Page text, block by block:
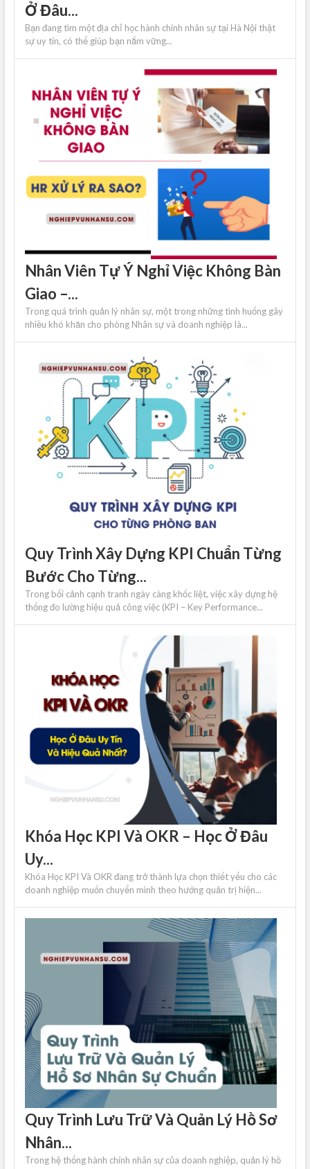
Ở Đâu...
Bạn đang tìm một địa chỉ học hành chính nhân sự tại Hà Nội thật
sự uy tín, có thể giúp bạn nắm vững...
Nhân Viên Tự Ý Nghỉ Việc Không Bàn
Giao –...
Trong quá trình quản lý nhân sự, một trong những tình huống gây
nhiều khó khăn cho phòng Nhân sự và doanh nghiệp là...
Quy Trình Xây Dựng KPI Chuẩn Từng
Bước Cho Từng...
Trong bối cảnh cạnh tranh ngày càng khốc liệt, việc xây dựng hệ
thống đo lường hiệu quả công việc (KPI – Key Performance...
Khóa Học KPI Và OKR – Học Ở Đâu
Uy...
Khóa Học KPI Và OKR đang trở thành lựa chọn thiết yếu cho các
doanh nghiệp muốn chuyển mình theo hướng quản trị hiện...
Quy Trình Lưu Trữ Và Quản Lý Hồ Sơ
Nhân...
Trong hệ thống hành chính nhân sự của doanh nghiệp, quản lý hồ